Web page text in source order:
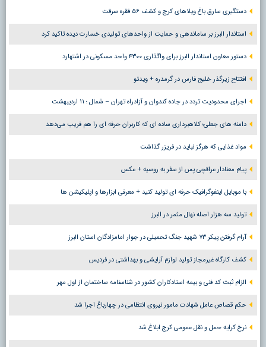
دستگیری سارق باغ ویلاهای کرج و کشف ۵۶ فقره سرقت
استاندار البرز بر ساماندهی و حمایت از واحدهای تولیدی خسارت دیده تاکید کرد
دستور معاون استاندار البرز برای واگذاری ۴۳۰۰ واحد مسکونی در اشتهارد
افتتاح زیرگذر خلیج فارس در گرمدره + ویدئو
اجرای محدودیت تردد در جاده کندوان و آزادراه تهران – شمال ؛ ١١ اردیبهشت
دامنه های جعلی؛ کلاهبرداری ساده ای که کاربران حرفه ای را هم فریب می‌دهد
مواد غذایی که هرگز نباید در فریزر گذاشت
پیام معنادار عراقچی پس از سفر به روسیه + عکس
با موبایل اینفوگرافیک حرفه ای تولید کنید + معرفی ابزارها و اپلیکیشن ها
تولید سه هزار اصله نهال مثمر در البرز
آرام گرفتن پیکر ۷۳ شهید جنگ تحمیلی در جوار امامزادگان استان البرز
کشف کارگاه غیرمجاز تولید لوازم آرایشی و بهداشتی در فردیس
الزام ثبت کد فنی و بیمه استادکاران کشور در شناسنامه ساختمان از اول مهر
حکم قصاص عامل شهادت مامور نیروی انتظامی در چهارباغ اجرا شد
نرخ کرایه حمل و نقل عمومی کرج ابلاغ شد